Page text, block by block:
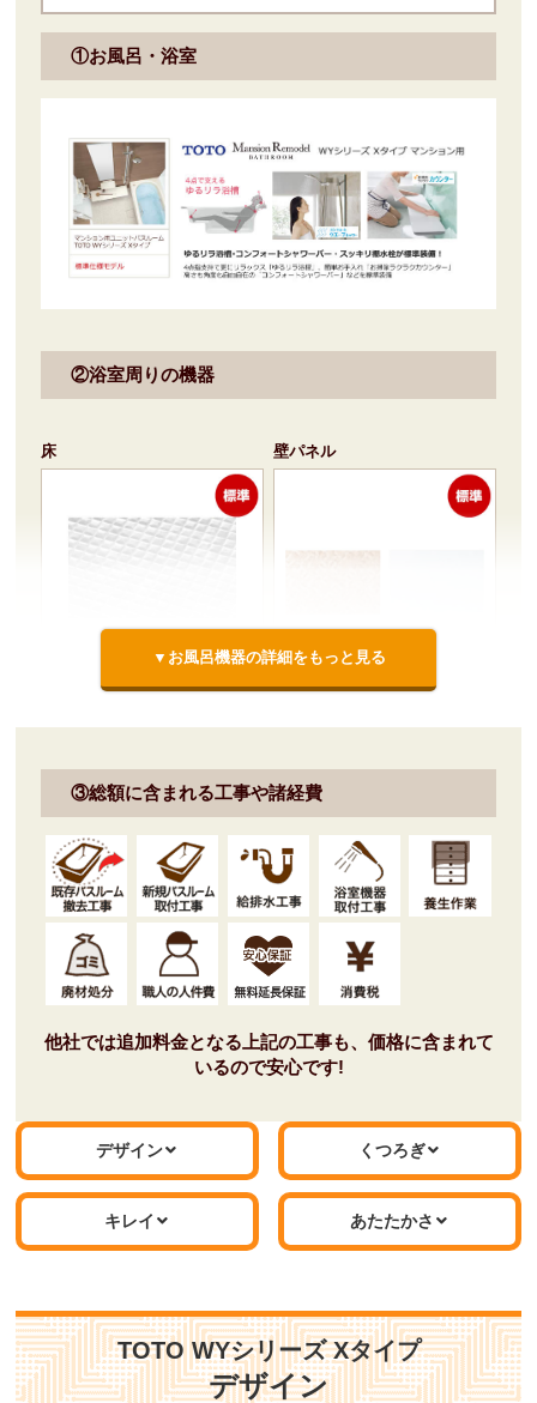
▼お風呂機器の詳細をもっと見る
①お風呂・浴室
②浴室周りの機器
床
標準仕様モデル
壁パネル
標準仕様モデル
浴槽
FRPバス ゆるリラ浴槽 ※浴室
サイズにより浴槽・形状は異
なります。
標準仕様モデル
エプロン
標準仕様モデル
③総額に含まれる工事や諸経費
他社では追加料金となる上記の工事も、価格に含まれて
いるので安心です!
デザイン くつろぎ
キレイ あたたかさ
TOTO WYシリーズ Xタイプ
デザイン